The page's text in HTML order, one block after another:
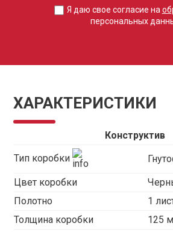
Я даю свое согласие на
персональных
ХАРАКТЕРИСТИКИ
Конструктив
Тип коробки
Цвет коробки
Полотно
1
Толщина коробки
125